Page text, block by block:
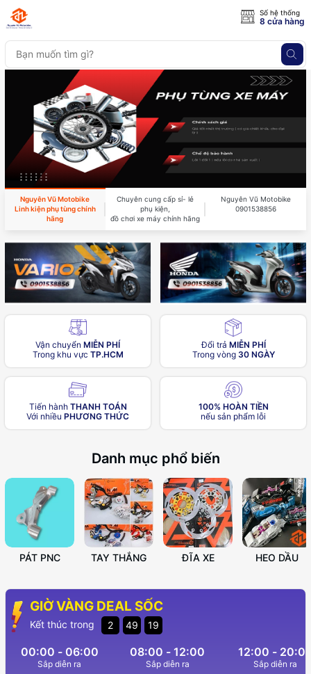
Số hệ thống
8 cửa hàng
Nguyên Vũ Motobike
Linh kiện phụ tùng chính
hãng
Chuyên cung cấp sỉ- lẻ
phụ kiện,
đồ chơi xe máy chính hãng
Nguyên Vũ Motobike
0901538856
Vận chuyển MIỄN PHÍ
Trong khu vực TP.HCM
Đổi trả MIỄN PHÍ
Trong vòng 30 NGÀY
Tiến hành THANH TOÁN
Với nhiều PHƯƠNG THỨC
100% HOÀN TIỀN
nếu sản phẩm lỗi
Danh mục phổ biến
PÁT PNC TAY THẮNG ĐĨA XE HEO DẦU
GIỜ VÀNG DEAL SỐC
Kết thúc trong 2 49 17
00:00 - 06:00
Sắp diễn ra
08:00 - 12:00
Sắp diễn ra
12:00 -
Sắp diễn ra